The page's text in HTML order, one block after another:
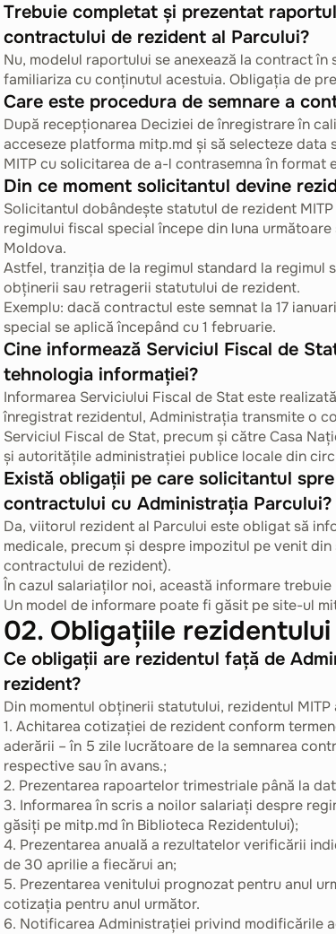
Trebuie completat și prezentat
contractului de rezident al Parcului?
Nu, modelul raportului se anexează la contract
familiariza cu conținutul acestuia. Obligația de
Care este procedura de semnare a
După recepționarea Deciziei de înregistrare în
acceseze platforma mitp.md și să selecteze data
MITP cu solicitarea de a-l contrasemna în
Din ce moment solicitantul devine
Solicitantul dobândește statutul de rezident
regimului fiscal special începe din luna
Moldova.
Astfel, tranziția de la regimul standard la regimul
obținerii sau retragerii statutului de rezident.
Exemplu: dacă contractul este semnat la 17
special se aplică începând cu 1 februarie.
Cine informează Serviciul Fiscal de
tehnologia informației?
Informarea Serviciului Fiscal de Stat este
înregistrat rezidentul, Administrația transmite o
Serviciul Fiscal de Stat, precum și către Casa
și autoritățile administrației publice locale din
Există obligații pe care solicitantul
contractului cu Administrația Parcului?
Da, viitorul rezident al Parcului este obligat să
medicale, precum și despre impozitul pe venit
contractului de rezident).
În cazul salariaților noi, această informare
Un model de informare poate fi găsit pe site-ul
02. Obligațiile rezidentului
Ce obligații are rezidentul față de
rezident?
Din momentul obținerii statutului, rezidentul
1. Achitarea cotizației de rezident conform
aderării – în 5 zile lucrătoare de la semnarea
respective sau în avans.;
2. Prezentarea rapoartelor trimestriale până la
3. Informarea în scris a noilor salariați despre
găsiți pe mitp.md în Biblioteca Rezidentului);
4. Prezentarea anuală a rezultatelor verificării
de 30 aprilie a fiecărui an;
5. Prezentarea venitului prognozat pentru anul
cotizația pentru anul următor.
6. Notificarea Administrației privind modificările